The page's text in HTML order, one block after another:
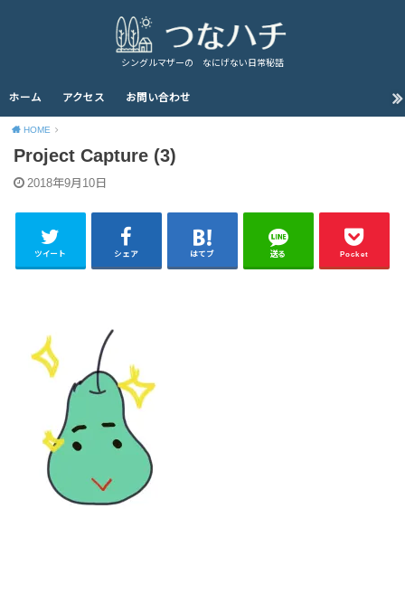
シングルマザーの なにげない日常秘話
ホーム アクセス お問い合わせ
HOME
Project Capture (3)
2018年9月10日
ツイート シェア はてブ 送る Pocket